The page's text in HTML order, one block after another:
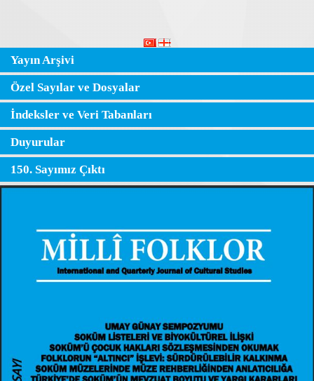
Yayın Arşivi
Özel Sayılar ve Dosyalar
İndeksler ve Veri Tabanları
Duyurular
150. Sayımız Çıktı